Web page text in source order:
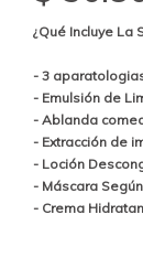
¿Qué Incluye La
- 3
- Emulsión de
- Ablanda
- Extracción de
- Loción
- Máscara
- Crema